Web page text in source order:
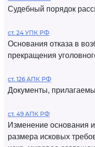
Судебный порядок
ст. 24 УПК РФ
Основания отказа в
прекращения
ст. 126 АПК РФ
Документы,
ст. 49 АПК РФ
Изменение основания
размера исковых